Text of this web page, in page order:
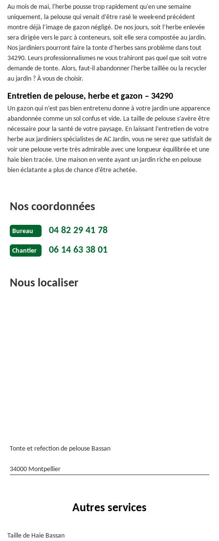
Au mois de mai, l'herbe pousse trop rapidement qu'en une semaine
uniquement, la pelouse qui venait d’être rasé le week-end précédent
montre déjà l’image de gazon négligé. De nos jours, soit l’herbe enlevée
sera dirigée vers le parc à conteneurs, soit elle sera compostée au jardin.
Nos jardiniers pourront faire la tonte d’herbes sans problème dans tout
34290. Leurs professionnalismes ne vous trahiront pas quel que soit votre
demande de tonte. Alors, faut-il abandonner l'herbe taillée ou la recycler
au jardin ? À vous de choisir.
Entretien de pelouse, herbe et gazon – 34290
Un gazon qui n’est pas bien entretenu donne à votre jardin une apparence
abandonnée comme un sol confus et vide. La taille de pelouse s’avère être
nécessaire pour la santé de votre paysage. En laissant l’entretien de votre
herbe aux jardiniers spécialistes de AC Jardin, vous ne serez que satisfait de
voir une pelouse verte très admirable avec une longueur équilibrée et une
haie bien tracée. Une maison en vente ayant un jardin riche en pelouse
bien éclatante a plus de chance d’être achetée.
Nos coordonnées
Bureau 04 82 29 41 78
Chantier 06 14 63 38 01
Nous localiser
Tonte et refection de pelouse Bassan
34000 Montpellier
Autres services
Taille de Haie Bassan